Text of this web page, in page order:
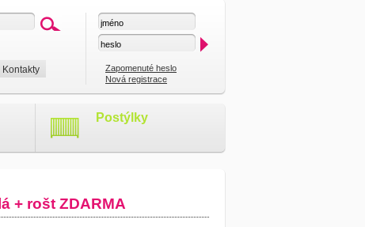
Kontakty
Zapomenuté heslo
Nová registrace
Postýlky
+ rošt ZDARMA